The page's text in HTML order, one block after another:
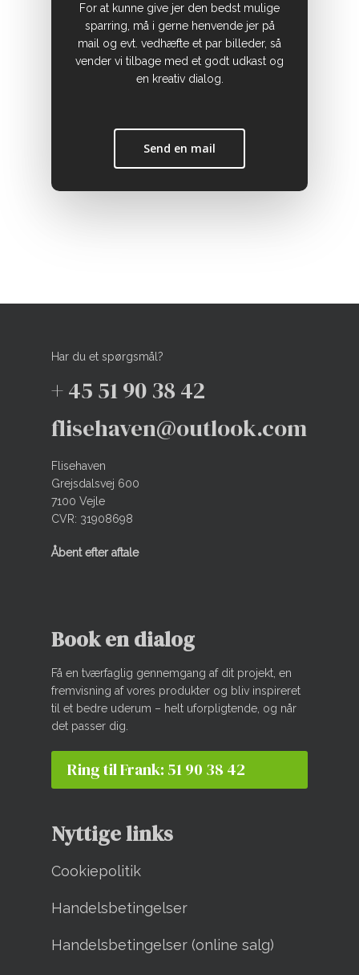
For at kunne give jer den bedst mulige
sparring, må i gerne henvende jer på
mail og evt. vedhæfte et par billeder, så
vender vi tilbage med et godt udkast og
en kreativ dialog.
Send en mail
Har du et spørgsmål?
+ 45 51 90 38 42
flisehaven@outlook.com
Flisehaven
Grejsdalsvej 600
7100 Vejle
CVR: 31908698
Åbent efter aftale
Book en dialog
Få en tværfaglig gennemgang af dit projekt, en
fremvisning af vores produkter og bliv inspireret
til et bedre uderum – helt uforpligtende, og når
det passer dig.
Ring til Frank: 51 90 38 42
Nyttige links
Cookiepolitik
Handelsbetingelser
Handelsbetingelser (online salg)